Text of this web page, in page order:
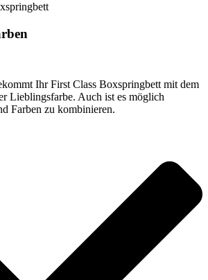
Ihr First Class Boxspringbett mit dem
Lieblingsfarbe. Auch ist es möglich
Farben zu kombinieren.